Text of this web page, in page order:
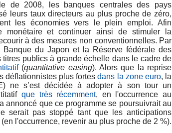
de 2008, les banques centrales des pays
leurs taux directeurs au plus proche de zéro,
les économies vers le plein emploi. Afin
monétaire et continuer ainsi de stimuler la
à des mesures non conventionnelles. Par
Banque du Japon et la Réserve fédérale des
publics à grande échelle dans le cadre de
(quantitative easing). Alors que la reprise
déflationnistes plus fortesdans la zone euro, la
ne s’est décidée à adopter à son tour un
que très récemment, en l'occurrence au
annoncé que ce programme se poursuivrait au
serait pas stoppé tant que les anticipations
l'occurrence, revenir au plus proche de 2 %).